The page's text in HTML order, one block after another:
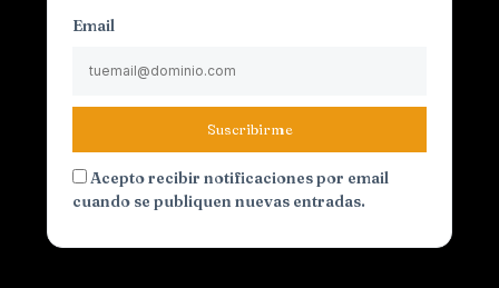
Email
Suscribirme
Acepto recibir notificaciones por email
cuando se publiquen nuevas entradas.